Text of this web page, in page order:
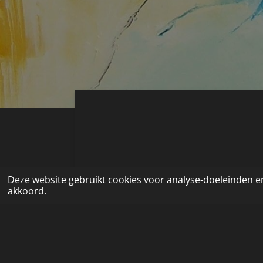
Deze website gebruikt cookies voor analyse-doeleinden
akkoord.